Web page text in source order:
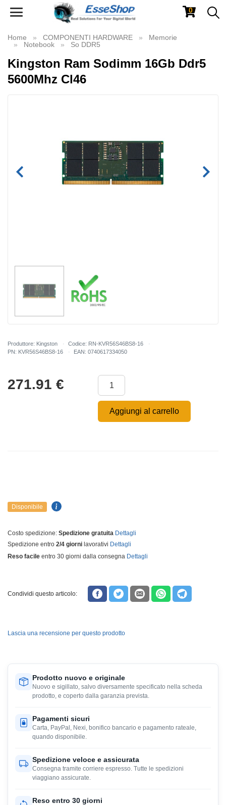
Toggle
0
Home COMPONENTI HARDWARE
Memorie
Notebook
So DDR5
Kingston Ram Sodimm 16Gb Ddr5
5600Mhz Cl46
Produttore: Kingston
Codice: RN-KVR56S46BS8-16
PN: KVR56S46BS8-16
EAN: 0740617334050
271.91 €
Aggiungi al carrello
Disponibile
Costo spedizione: Spedizione gratuita Dettagli
Spedizione entro 2/4 giorni lavorativi Dettagli
Reso facile entro 30 giorni dalla consegna Dettagli
Condividi questo articolo:
Lascia una recensione per questo prodotto
Prodotto nuovo e originale
Nuovo e sigillato, salvo diversamente specificato nella scheda
prodotto, e coperto dalla garanzia prevista.
Pagamenti sicuri
Carta, PayPal, Nexi, bonifico bancario e pagamento rateale,
quando disponibile.
Spedizione veloce e assicurata
Consegna tramite corriere espresso. Tutte le spedizioni
viaggiano assicurate.
Reso entro 30 giorni